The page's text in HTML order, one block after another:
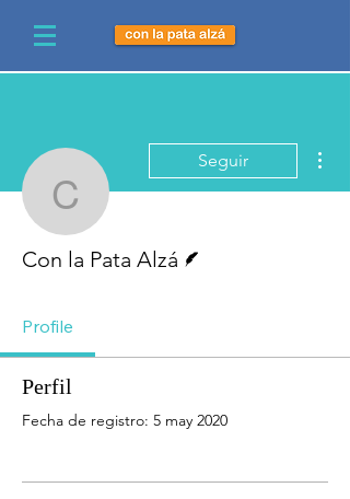
Con la Pata Alzá
Seguir
Con la Pata Alzá
Profile
Perfil
Fecha de registro: 5 may 2020